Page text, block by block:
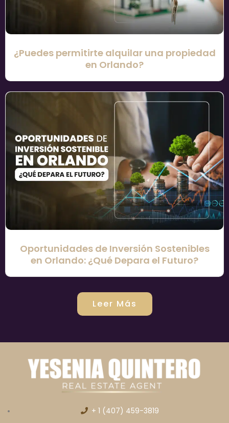
¿Puedes permitirte alquilar una propiedad
en Orlando?
Oportunidades de Inversión Sostenibles
en Orlando: ¿Qué Depara el Futuro?
Leer Más
+ 1 (407) 459-3819